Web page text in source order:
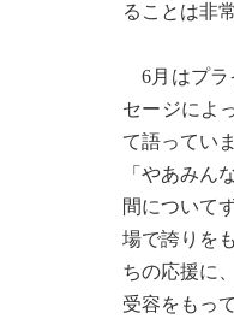
ることは非
6月はプラ
セージによ
て語ってい
「やあみん
間について
場で誇りを
ちの応援に
受容をもっ